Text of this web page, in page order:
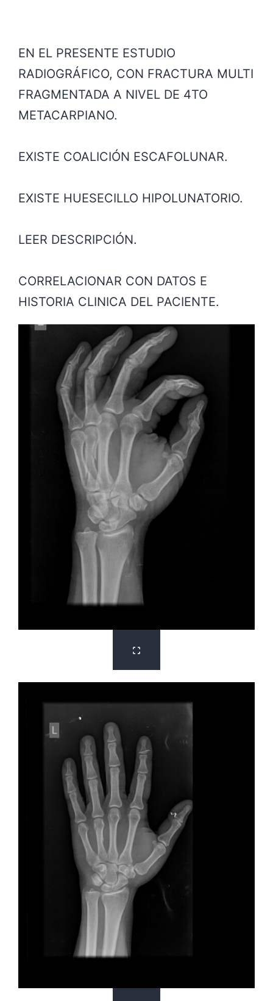
EN EL PRESENTE ESTUDIO
RADIOGRÁFICO, CON FRACTURA MULTI
FRAGMENTADA A NIVEL DE 4TO
METACARPIANO.
EXISTE COALICIÓN ESCAFOLUNAR.
EXISTE HUESECILLO HIPOLUNATORIO.
LEER DESCRIPCIÓN.
CORRELACIONAR CON DATOS E
HISTORIA CLINICA DEL PACIENTE.